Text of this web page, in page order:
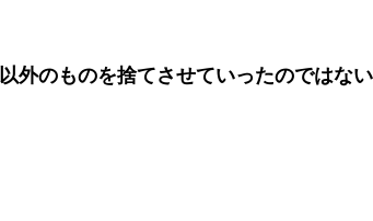
外のものを捨てさせていったのではない